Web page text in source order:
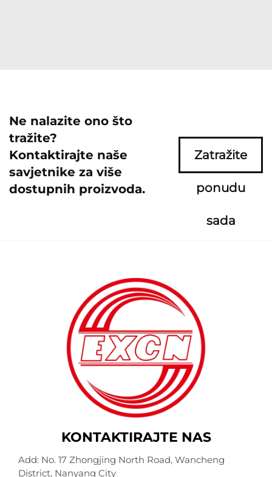
Ne nalazite ono što
tražite?
Kontaktirajte naše
savjetnike za više
dostupnih proizvoda.
Zatražite
ponudu
sada
KONTAKTIRAJTE NAS
Add: No. 17 Zhongjing North Road, Wancheng
District, Nanyang City